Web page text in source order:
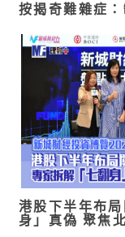
按揭奇難雜症
港股下半年布
身」真偽 聚焦